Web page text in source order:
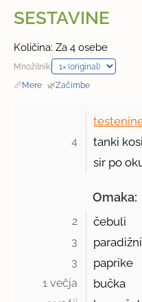
SESTAVINE
Količina: Za 4 osebe
Množilnik:
📏Mere · 🌿Začimbe
4
tanki
sir po
Omaka:
2 čebuli
3
3 paprike
1 večja bučka